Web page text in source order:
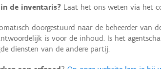
de inventaris? Laat het ons weten via het
doorgestuurd naar de beheerder van
is voor de inhoud. Is het
diensten van de andere partij.